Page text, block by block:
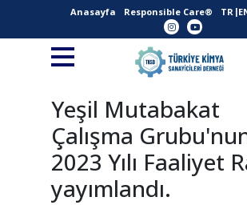
Anasayfa Responsible Care® TR
Yeşil Mutabakat
Çalışma
2023 Yılı Faaliyet
yayımlandı.